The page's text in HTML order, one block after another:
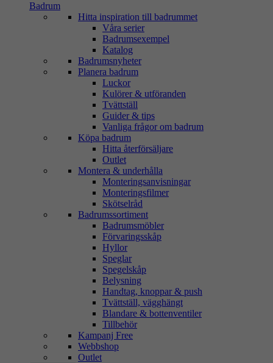
Badrum
Hitta inspiration till badrummet
Våra serier
Badrumsexempel
Katalog
Badrumsnyheter
Planera badrum
Luckor
Kulörer & utföranden
Tvättställ
Guider & tips
Vanliga frågor om badrum
Köpa badrum
Hitta återförsäljare
Outlet
Montera & underhålla
Monteringsanvisningar
Monteringsfilmer
Skötselråd
Badrumssortiment
Badrumsmöbler
Förvaringsskåp
Hyllor
Speglar
Spegelskåp
Belysning
Handtag, knoppar & push
Tvättställ, vägghängt
Blandare & bottenventiler
Tillbehör
Kampanj Free
Webbshop
Outlet